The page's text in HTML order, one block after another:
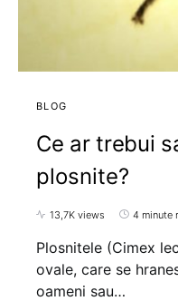
BLOG
Ce ar trebui
plosnite?
13,7K views 4 minute
Plosnitele (Cimex
ovale, care se
oameni sau…